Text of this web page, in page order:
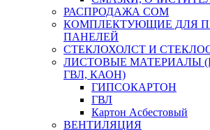
РАСПРОДАЖА СОМ
КОМПЛЕКТУЮЩИЕ ДЛЯ
ПАНЕЛЕЙ
СТЕКЛОХОЛСТ И
ЛИСТОВЫЕ МАТЕРИАЛЫ
ГВЛ, КАОН)
ГИПСОКАРТОН
ГВЛ
Картон Асбестовый
ВЕНТИЛЯЦИЯ